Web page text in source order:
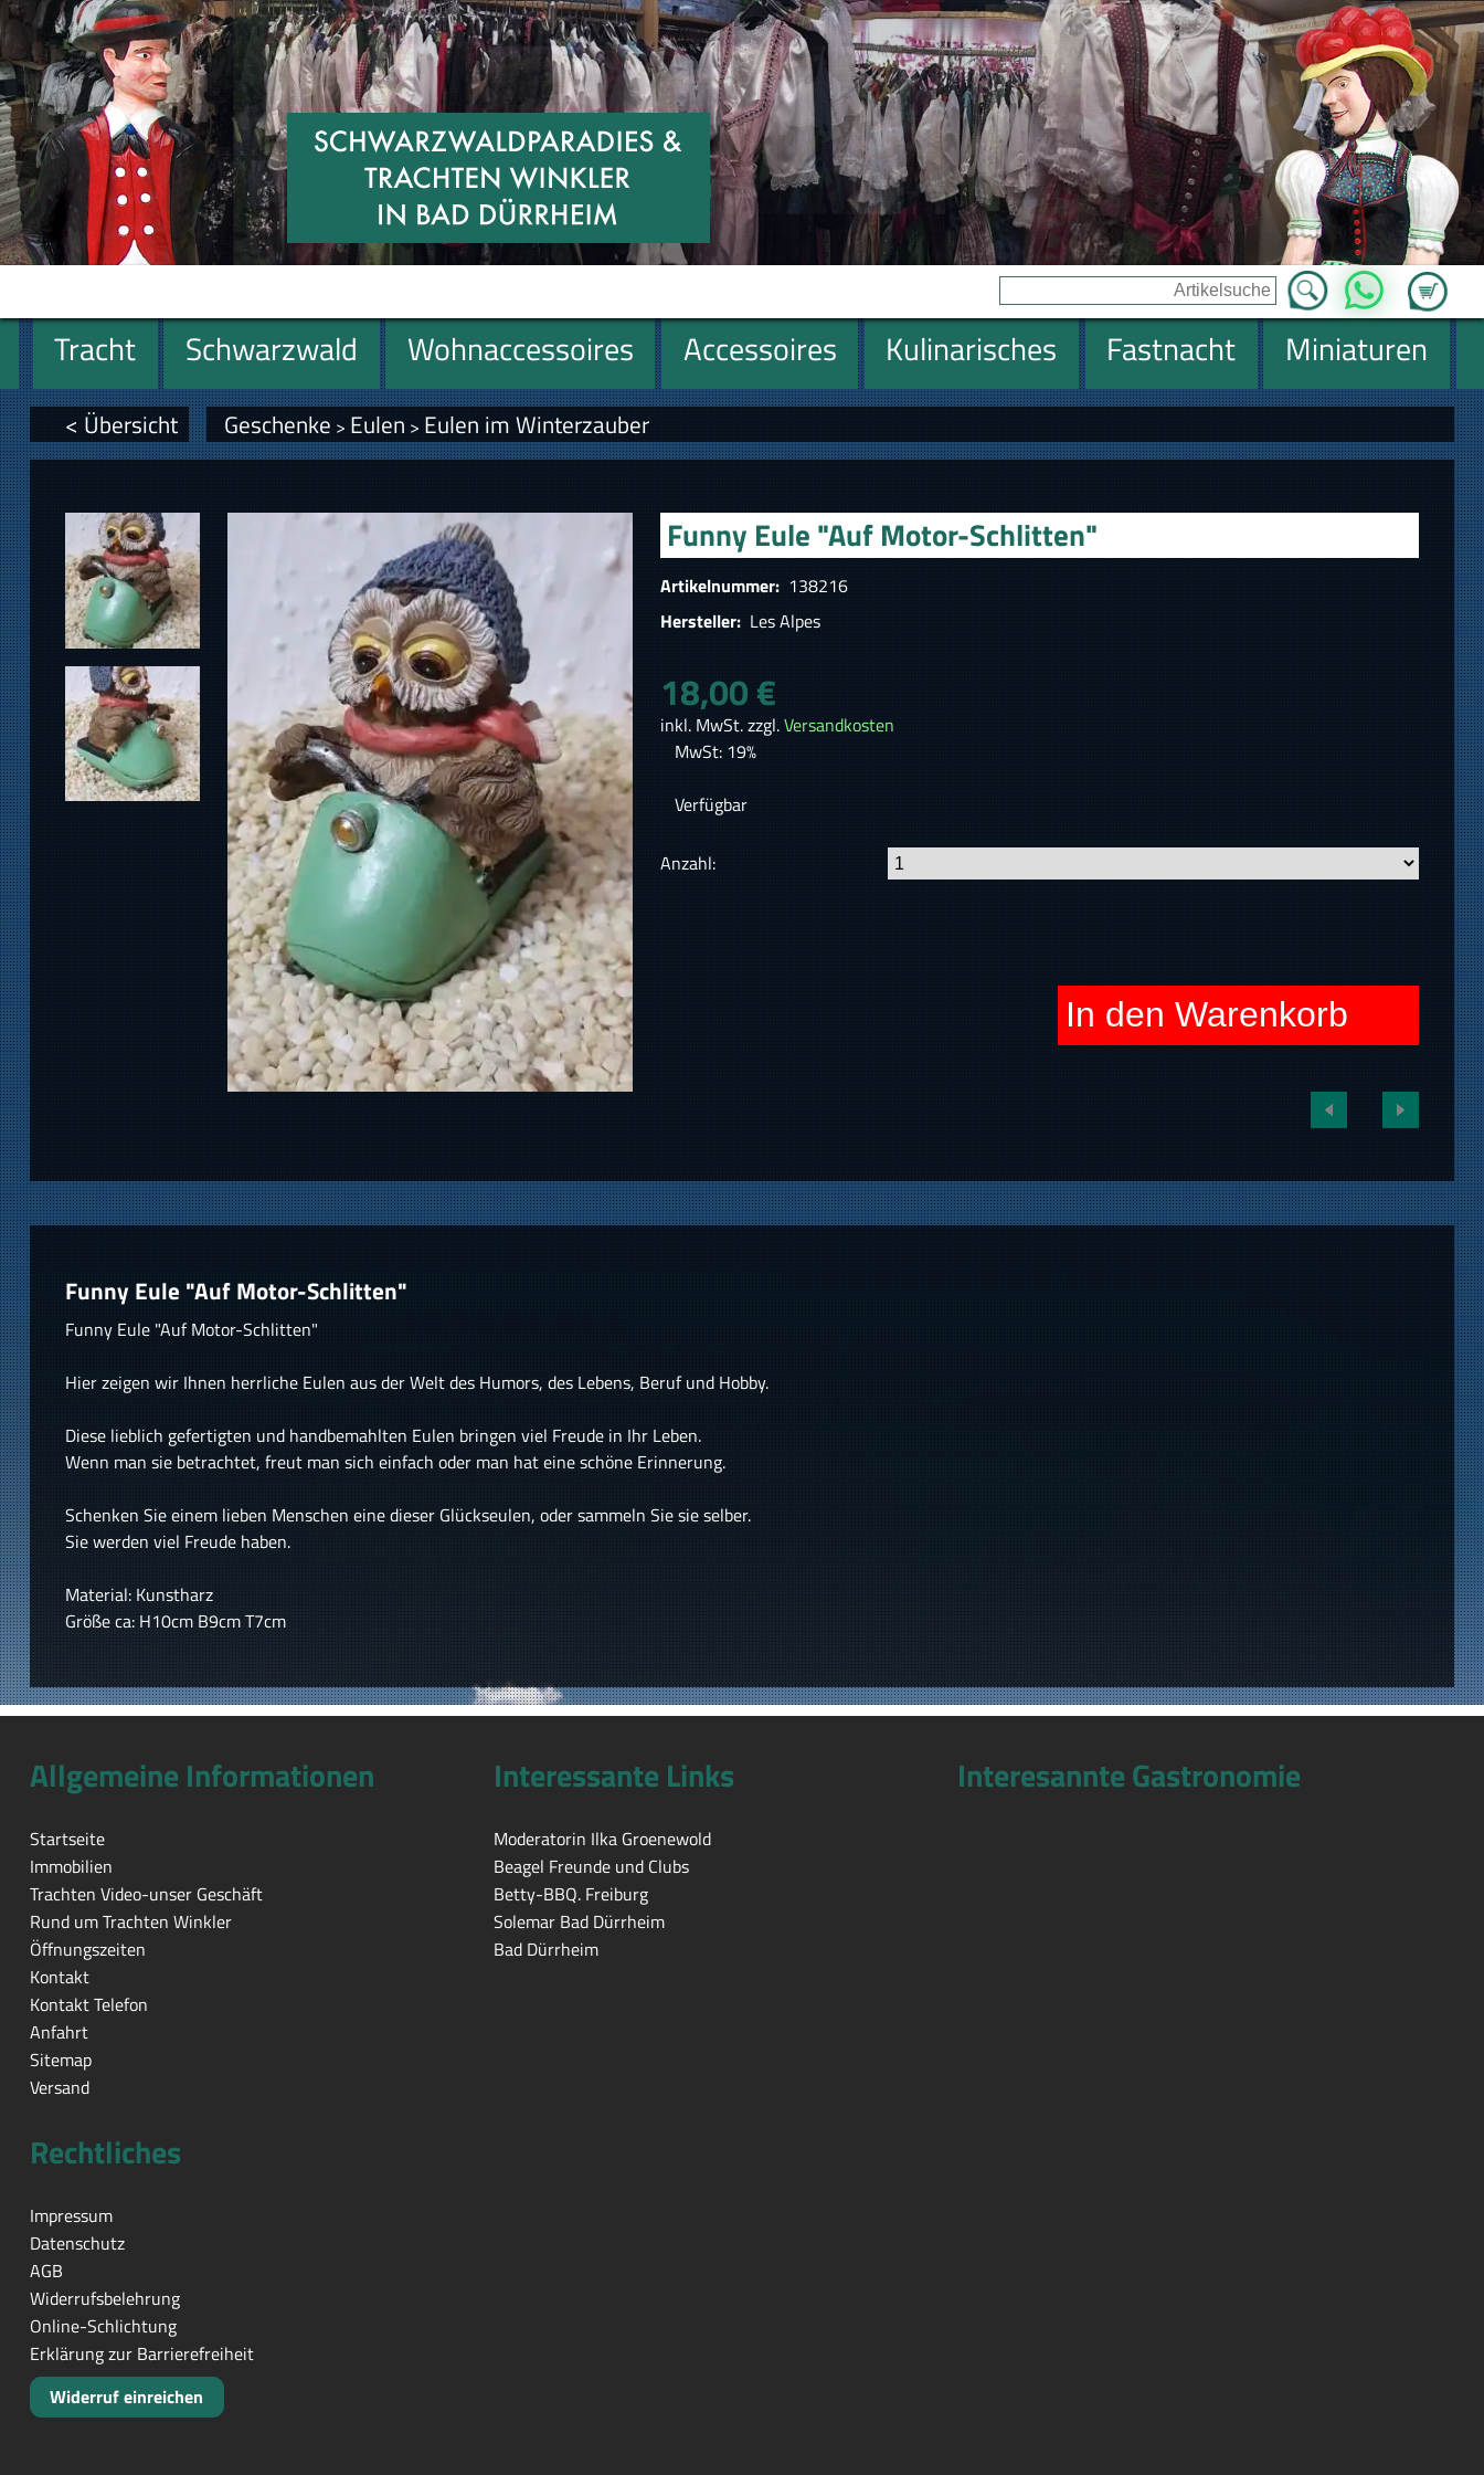
Zum
WhatsApp
Tracht Schwarzwald Wohnaccessoires Accessoires Kulinarisches Fastnacht
Miniaturen
Geschenke
< Übersicht Geschenke > Eulen > Eulen im Winterzauber
Funny Eule "Auf Motor-Schlitten"
Artikelnummer: 138216
Hersteller: Les Alpes
18,00 €
inkl. MwSt. zzgl.Versandkosten
MwSt: 19%
Verfügbar
Anzahl:
In den Warenkorb
Funny Eule "Auf Motor-Schlitten"
Funny Eule "Auf Motor-Schlitten"
Hier zeigen wir Ihnen herrliche Eulen aus der Welt des Humors, des Lebens, Beruf und Hobby.
Diese lieblich gefertigten und handbemahlten Eulen bringen viel Freude in Ihr Leben.
Wenn man sie betrachtet, freut man sich einfach oder man hat eine schöne Erinnerung.
Schenken Sie einem lieben Menschen eine dieser Glückseulen, oder sammeln Sie sie selber.
Sie werden viel Freude haben.
Material: Kunstharz
Größe ca: H10cm B9cm T7cm
Allgemeine Informationen
Startseite
Immobilien
Trachten Video-unser Geschäft
Rund um Trachten Winkler
Öffnungszeiten
Kontakt
Kontakt Telefon
Anfahrt
Sitemap
Versand
Interessante Links
Moderatorin Ilka Groenewold
Beagel Freunde und Clubs
Betty-BBQ. Freiburg
Solemar Bad Dürrheim
Bad Dürrheim
Interesannte Gastronomie
Rechtliches
Impressum
Datenschutz
AGB
Widerrufsbelehrung
Online-Schlichtung
Erklärung zur Barrierefreiheit
Widerruf einreichen